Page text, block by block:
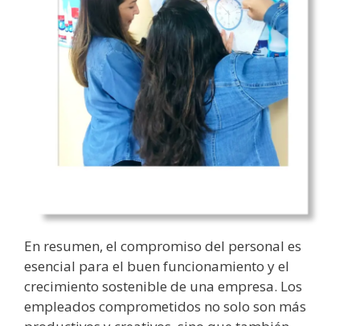
En resumen, el compromiso del personal es
esencial para el buen funcionamiento y el
crecimiento sostenible de una empresa. Los
empleados comprometidos no solo son más